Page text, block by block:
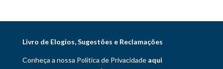
Livro de Elogios, Sugestões e Reclamações
Conheça a nossa Política de Privacidade aqui